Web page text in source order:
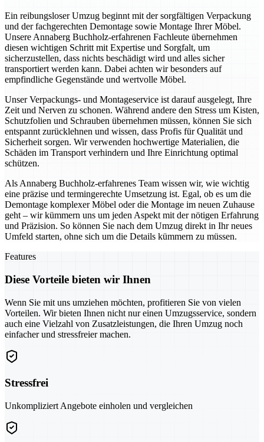
Ein reibungsloser Umzug beginnt mit der sorgfältigen Verpackung
und der fachgerechten Demontage sowie Montage Ihrer Möbel.
Unsere Annaberg Buchholz-erfahrenen Fachleute übernehmen
diesen wichtigen Schritt mit Expertise und Sorgfalt, um
sicherzustellen, dass nichts beschädigt wird und alles sicher
transportiert werden kann. Dabei achten wir besonders auf
empfindliche Gegenstände und wertvolle Möbel.
Unser Verpackungs- und Montageservice ist darauf ausgelegt, Ihre
Zeit und Nerven zu schonen. Während andere den Stress um Kisten,
Schutzfolien und Schrauben übernehmen müssen, können Sie sich
entspannt zurücklehnen und wissen, dass Profis für Qualität und
Sicherheit sorgen. Wir verwenden hochwertige Materialien, die
Schäden im Transport verhindern und Ihre Einrichtung optimal
schützen.
Als Annaberg Buchholz-erfahrenes Team wissen wir, wie wichtig
eine präzise und termingerechte Umsetzung ist. Egal, ob es um die
Demontage komplexer Möbel oder die Montage im neuen Zuhause
geht – wir kümmern uns um jeden Aspekt mit der nötigen Erfahrung
und Präzision. So können Sie nach dem Umzug direkt in Ihr neues
Umfeld starten, ohne sich um die Details kümmern zu müssen.
Features
Diese Vorteile bieten wir Ihnen
Wenn Sie mit uns umziehen möchten, profitieren Sie von vielen
Vorteilen. Wir bieten Ihnen nicht nur einen Umzugsservice, sondern
auch eine Vielzahl von Zusatzleistungen, die Ihren Umzug noch
einfacher und stressfreier machen.
Stressfrei
Unkompliziert Angebote einholen und vergleichen